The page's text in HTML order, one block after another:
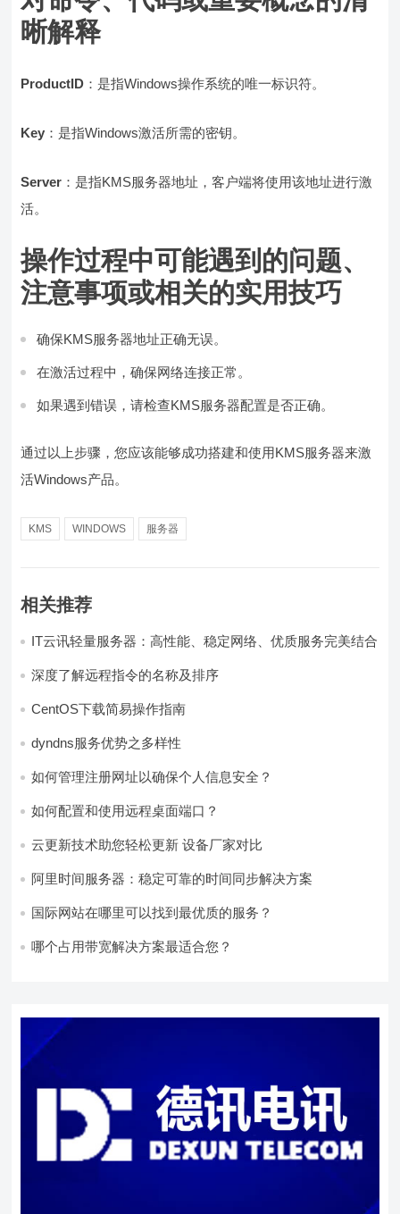
晰解释
ProductID ：是指Windows操作系统的唯一标识符。
Key ：是指Windows激活所需的密钥。
Server ：是指KMS服务器地址，客户端将使用该地址进行激
活。
操作过程中可能遇到的问题、
注意事项或相关的实用技巧
确保KMS服务器地址正确无误。
在激活过程中，确保网络连接正常。
如果遇到错误，请检查KMS服务器配置是否正确。
通过以上步骤，您应该能够成功搭建和使用KMS服务器来激
活Windows产品。
KMS WINDOWS 服务器
相关推荐
IT云讯轻量服务器：高性能、稳定网络、优质服务完美结合
深度了解远程指令的名称及排序
CentOS下载简易操作指南
dyndns服务优势之多样性
如何管理注册网址以确保个人信息安全？
如何配置和使用远程桌面端口？
云更新技术助您轻松更新 设备厂家对比
阿里时间服务器：稳定可靠的时间同步解决方案
国际网站在哪里可以找到最优质的服务？
哪个占用带宽解决方案最适合您？